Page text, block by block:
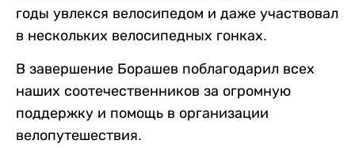
годы увлекся велосипедом и даже участвовал
в нескольких велосипедных гонках.
В завершение Борашев поблагодарил всех
наших соотечественников за огромную
поддержку и помощь в организации
велопутешествия.